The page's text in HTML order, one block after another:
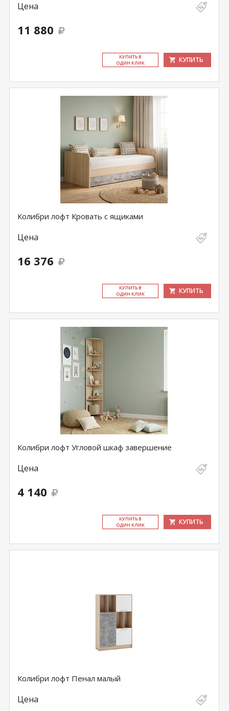
Цена
11 880
КУ­ПИТЬ В
ОДИН КЛИК
КУПИТЬ
Колибри лофт Кровать с ящиками
Цена
16 376
КУ­ПИТЬ В
ОДИН КЛИК
КУПИТЬ
Колибри лофт Угловой шкаф завершение
Цена
4 140
КУ­ПИТЬ В
ОДИН КЛИК
КУПИТЬ
Колибри лофт Пенал малый
Цена